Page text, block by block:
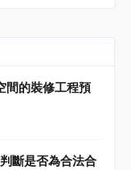
間的裝修工程預
斷是否為合法合